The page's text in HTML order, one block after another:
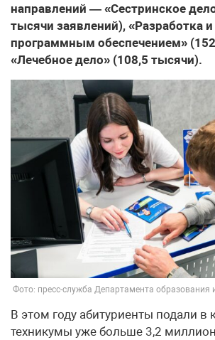
направлений — «Сестринское
тысячи заявлений), «Разработка
программным обеспечением»
«Лечебное дело» (108,5 тысячи).
Фото: пресс-служба Департамента образования
В этом году абитуриенты подали в
техникумы уже больше 3,2